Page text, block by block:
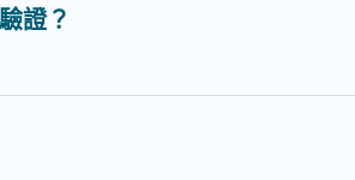
證？